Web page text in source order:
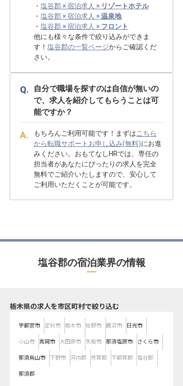
・ 塩谷郡 × 宿泊求人 × リゾートホテル
・ 塩谷郡 × 宿泊求人 ×温泉地
・ 塩谷郡 × 宿泊求人 × フロント
他にも様々な条件で絞り込みができま
す！ 塩谷郡の一覧ページからご確認くだ
さい。
自分で職場を探すのは自信が無いの
で、求人を紹介してもらうことは可
能ですか？
もちろんご利用可能です！まずはこちら
から転職サポートお申し込み(無料)にお進
みください。おもてなしHRでは、専任の
担当者があなたにぴったりの求人を完全
無料でご紹介いたしますので、安心して
ご利用いただくことが可能です。
塩谷郡の宿泊業界の情報
栃木県の求人を市区町村で絞り込む
宇都宮市 足利市 栃木市 佐野市 鹿沼市 日光市
小山市 真岡市 大田原市 矢板市 那須塩原市 さくら市
那須烏山市 下野市 河内郡 芳賀郡 下都賀郡 塩谷郡
那須郡